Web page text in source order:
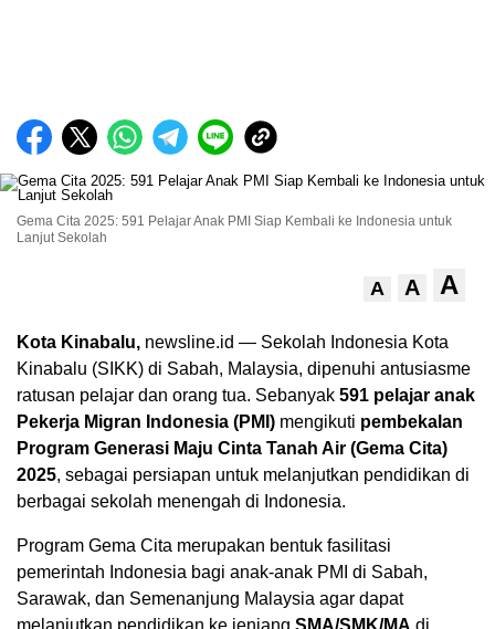
Gema Cita 2025: 591 Pelajar Anak PMI Siap Kembali ke Indonesia untuk
Lanjut Sekolah
A A A
Kota Kinabalu, newsline.id — Sekolah Indonesia Kota
Kinabalu (SIKK) di Sabah, Malaysia, dipenuhi antusiasme
ratusan pelajar dan orang tua. Sebanyak 591 pelajar anak
Pekerja Migran Indonesia (PMI) mengikuti pembekalan
Program Generasi Maju Cinta Tanah Air (Gema Cita)
2025, sebagai persiapan untuk melanjutkan pendidikan di
berbagai sekolah menengah di Indonesia.
Program Gema Cita merupakan bentuk fasilitasi
pemerintah Indonesia bagi anak-anak PMI di Sabah,
Sarawak, dan Semenanjung Malaysia agar dapat
melanjutkan pendidikan ke jenjang SMA/SMK/MA di